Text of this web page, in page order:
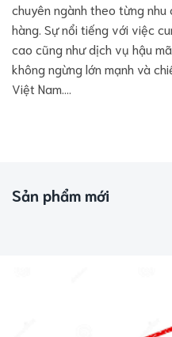
chuyên ngành theo từng
hàng. Sự nổi tiếng với việc
cao cũng như dịch vụ hậu
không ngừng lớn mạnh và
Việt Nam….
Sản phẩm mới